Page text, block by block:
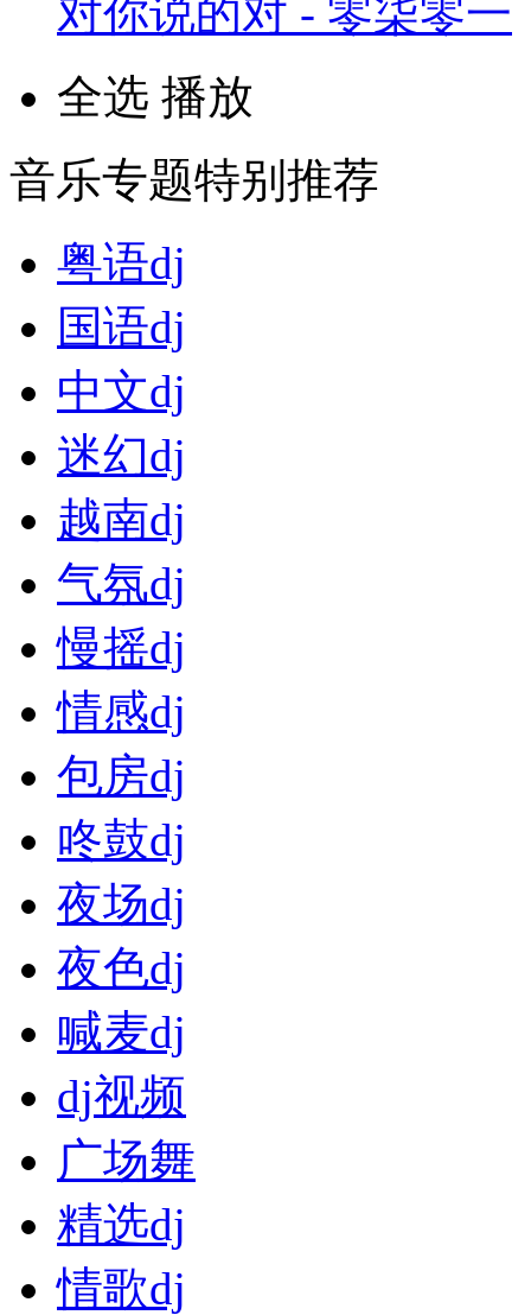
对你说的对 - 零柒零一
全选 播放
音乐专题特别推荐
粤语dj
国语dj
中文dj
迷幻dj
越南dj
气氛dj
慢摇dj
情感dj
包房dj
咚鼓dj
夜场dj
夜色dj
喊麦dj
dj视频
广场舞
精选dj
情歌dj